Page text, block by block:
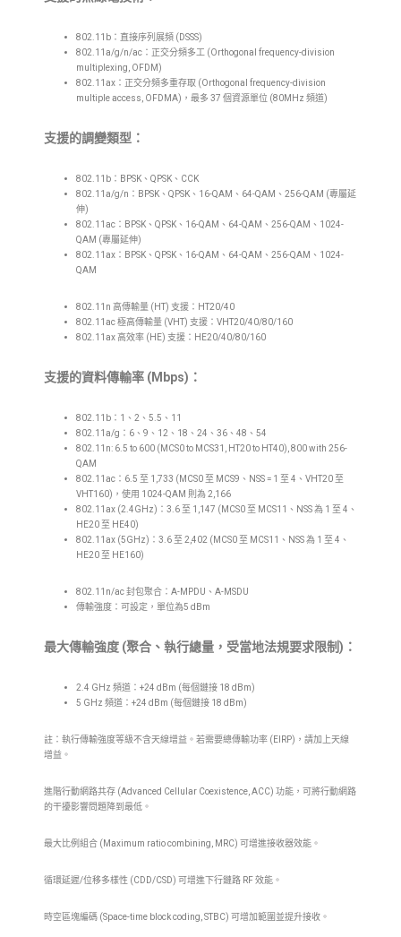
802.11b：直接序列展頻 (DSSS)
802.11a/g/n/ac：正交分頻多工 (Orthogonal frequency-division
multiplexing, OFDM)
802.11ax：正交分頻多重存取 (Orthogonal frequency-division
multiple access, OFDMA)，最多 37 個資源單位 (80MHz 頻道)
支援的調變類型：
802.11b：BPSK、QPSK、CCK
802.11a/g/n：BPSK、QPSK、16-QAM、64-QAM、256-QAM (專屬延
伸)
802.11ac：BPSK、QPSK、16-QAM、64-QAM、256-QAM、1024-
QAM (專屬延伸)
802.11ax：BPSK、QPSK、16-QAM、64-QAM、256-QAM、1024-
QAM
802.11n 高傳輸量 (HT) 支援：HT20/40
802.11ac 極高傳輸量 (VHT) 支援：VHT20/40/80/160
802.11ax 高效率 (HE) 支援：HE20/40/80/160
支援的資料傳輸率 (Mbps)：
802.11b：1、2、5.5、11
802.11a/g：6、9、12、18、24、36、48、54
802.11n: 6.5 to 600 (MCS0 to MCS31, HT20 to HT40), 800 with 256-
QAM
802.11ac：6.5 至 1,733 (MCS0 至 MCS9、NSS = 1 至 4、VHT20 至
VHT160)，使用 1024-QAM 則為 2,166
802.11ax (2.4GHz)：3.6 至 1,147 (MCS0 至 MCS11、NSS 為 1 至 4、
HE20 至 HE40)
802.11ax (5GHz)：3.6 至 2,402 (MCS0 至 MCS11、NSS 為 1 至 4、
HE20 至 HE160)
802.11n/ac 封包聚合：A-MPDU、A-MSDU
傳輸強度：可設定，單位為5 dBm
最大傳輸強度 (聚合、執行總量，受當地法規要求限制)：
2.4 GHz 頻道：+24 dBm (每個鏈接 18 dBm)
5 GHz 頻道：+24 dBm (每個鏈接 18 dBm)
註：執行傳輸強度等級不含天線增益。若需要總傳輸功率 (EIRP)，請加上天線
增益。
進階行動網路共存 (Advanced Cellular Coexistence, ACC) 功能，可將行動網路
的干擾影響問題降到最低。
最大比例組合 (Maximum ratio combining, MRC) 可增進接收器效能。
循環延遲/位移多樣性 (CDD/CSD) 可增進下行鏈路 RF 效能。
時空區塊編碼 (Space-time block coding, STBC) 可增加範圍並提升接收。